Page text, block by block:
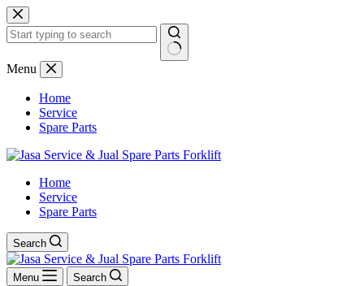
Skip
to
content
No
Menu
Home
Service
Spare Parts
Home
Service
Spare Parts
Search
Menu Search